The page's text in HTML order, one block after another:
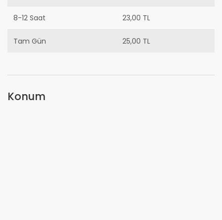
8-12 Saat 23,00 TL
Tam Gün 25,00 TL
Konum